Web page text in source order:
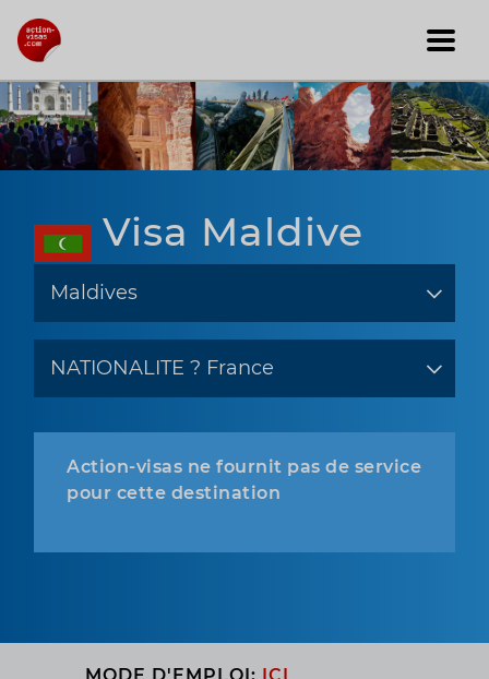
Visa Maldive
Action-visas ne fournit pas de service
pour cette destination